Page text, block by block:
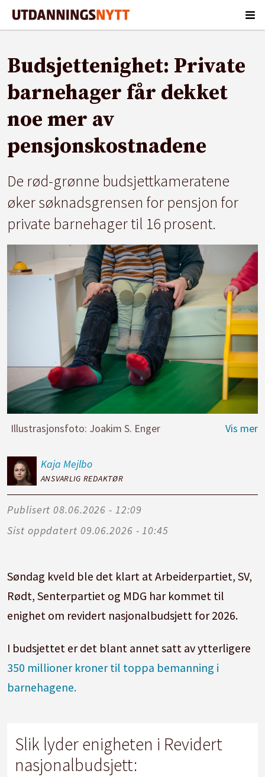
Budsjettenighet: Private
barnehager får dekket
noe mer av
pensjonskostnadene
De rød-grønne budsjettkameratene
øker søknadsgrensen for pensjon for
private barnehager til 16 prosent.
Illustrasjonsfoto: Joakim S. Enger
Kaja Mejlbo
ANSVARLIG REDAKTØR
Publisert
08.06.2026 - 12:09
Sist oppdatert
09.06.2026 - 10:45
Søndag kveld ble det klart at Arbeiderpartiet, SV,
Rødt, Senterpartiet og MDG har kommet til
enighet om revidert nasjonalbudsjett for 2026.
I budsjettet er det blant annet satt av ytterligere
350 millioner kroner til toppa bemanning i
barnehagene.
Slik lyder enigheten i Revidert
nasjonalbudsjett: